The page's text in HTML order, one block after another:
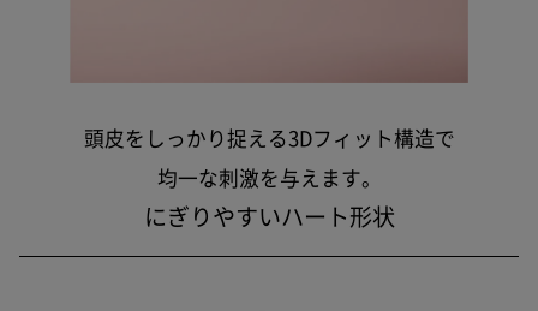
頭皮をしっかり捉える3Dフィット構造で
均一な刺激を与えます。
にぎりやすいハート形状